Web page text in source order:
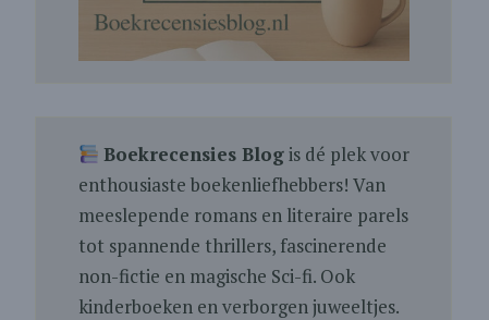
Boekrecensies Blogis dé plek voor
enthousiaste boekenliefhebbers! Van
meeslepende romans en literaire parels
tot spannende thrillers, fascinerende
non-fictie en magische Sci-fi. Ook
kinderboeken en verborgen juweeltjes.